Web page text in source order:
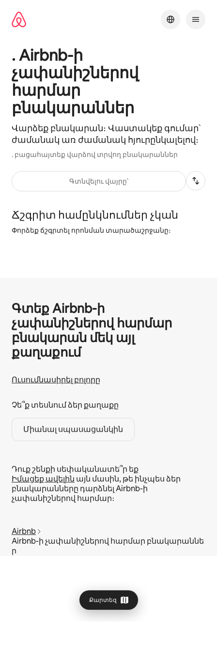
բովանդակությանը
. Airbnb-ի
չափանիշներով
հարմար
բնակարաններ
Վարձեք բնակարան։ Վաստակեք գումար՝
ժամանակ առ ժամանակ հյուրընկալելով։
. բացահայտեք վարձով տրվող բնակարաններ
Գտնվելու վայրը՝
Ճշգրիտ համընկնումներ չկան
Փորձեք ճշգրտել որոնման տարածաշրջանը։
Քարտեզ
Գտեք Airbnb-ի
չափանիշներով հարմար
բնակարան մեկ այլ
քաղաքում
Ուսումնասիրել բոլորը
Չե՞ք տեսնում ձեր քաղաքը
Միանալ սպասացանկին
Դուք շենքի սեփականատե՞ր եք
Իմացեք ավելին այն մասին, թե ինչպես ձեր
բնակարանները դարձնել Airbnb-ի
չափանիշներով հարմար։
Airbnb
Airbnb-ի չափանիշներով հարմար բնակարաննե
ր